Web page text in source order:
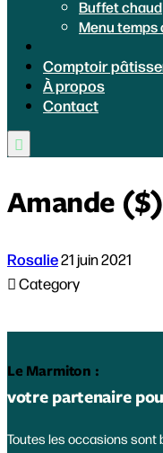
Buffet chaud
Menu temps
Comptoir
À propos
Contact

Amande ($)
Rosalie21 juin 2021
Category
Le Marmiton :
votre partenaire
Toutes les occasions sont